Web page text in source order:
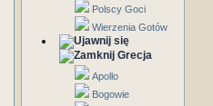
Polscy Goci
Wierzenia Gotów
Grecja
Apollo
Bogowie